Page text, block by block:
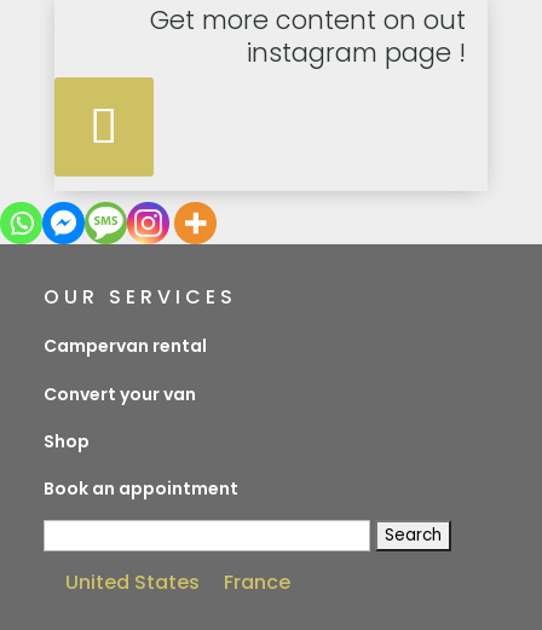
Get more content on out
instagram page !
OUR SERVICES
Campervan rental
Convert your van
Shop
Book an appointment
United States France